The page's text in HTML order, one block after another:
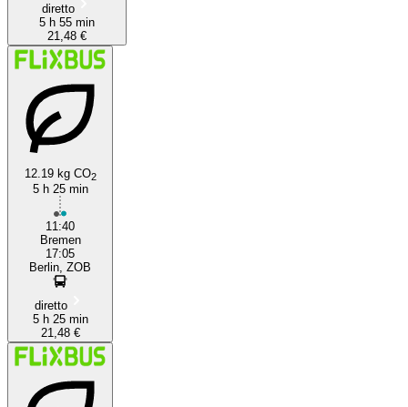
diretto
5 h 55 min
21,48 €
12.19 kg CO2
5 h 25 min
11:40
Bremen
17:05
Berlin, ZOB
diretto
5 h 25 min
21,48 €